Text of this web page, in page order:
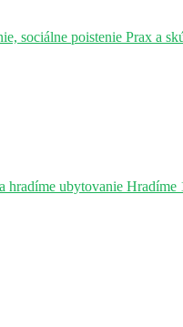
sociálne poistenie Prax a
hradíme ubytovanie Hradíme